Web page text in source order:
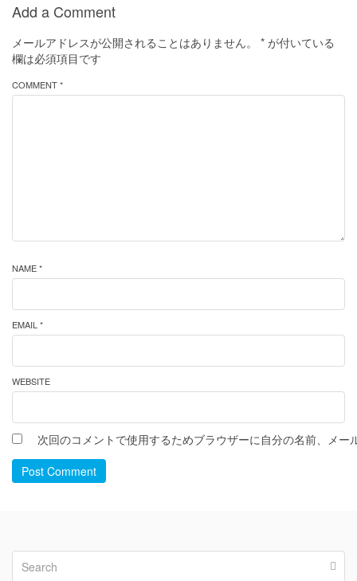
Add a Comment
メールアドレスが公開されることはありません。 * が付いている
欄は必須項目です
COMMENT *
NAME *
EMAIL *
WEBSITE
次回のコメントで使用するためブラウザーに自分の名前、メー
Post Comment